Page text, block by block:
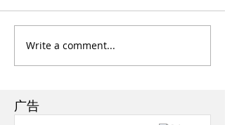
Write a comment...
广告